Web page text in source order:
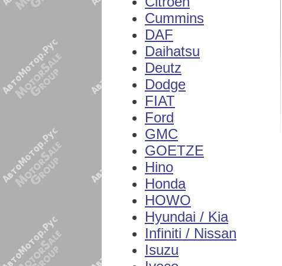
Cummins
DAF
Daihatsu
Deutz
Dodge
FIAT
Ford
GMC
GOETZE
Hino
Honda
HOWO
Hyundai / Kia
Infiniti / Nissan
Isuzu